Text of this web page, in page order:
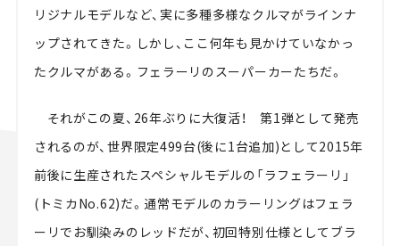
リジナルモデルなど、実に多種多様なクルマがラインナ
ップされてきた。しかし、ここ何年も見かけていなかっ
たクルマがある。フェラーリのスーパーカーたちだ。
それがこの夏、26年ぶりに大復活！ 第1弾として発売
されるのが、世界限定499台(後に1台追加)として2015年
前後に生産されたスペシャルモデルの「ラフェラーリ」
(トミカNo.62)だ。通常モデルのカラーリングはフェラ
ーリでお馴染みのレッドだが、初回特別仕様としてブラ